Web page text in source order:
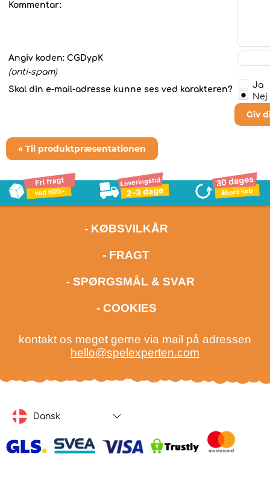
Kommentar:
Angiv koden: CGDypK
(anti-spam)
Skal din e-mail-adresse kunne ses ved karakteren?
Ja
Nej
Giv
« Til produktpræsentationen
- KØBSVILKÅR
- FRAGT
- SPØRGSMÅL & SVAR
- COOKIES
kontakt os meget gerne via mail på adressen
hello@spelexperten.com
Dansk